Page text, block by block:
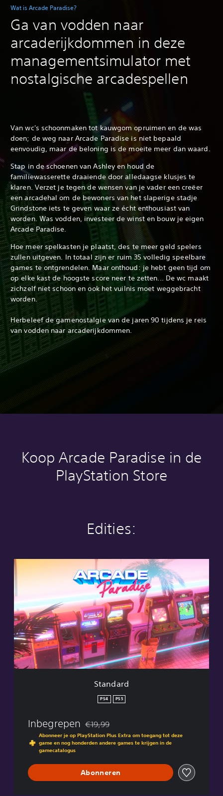
Wat is Arcade Paradise?
Ga van vodden naar
arcaderijkdommen in deze
managementsimulator met
nostalgische arcadespellen
Van wc's schoonmaken tot kauwgom opruimen en de was
doen; de weg naar Arcade Paradise is niet bepaald
eenvoudig, maar de beloning is de moeite meer dan waard.
Stap in de schoenen van Ashley en houd de
familiewasserette draaiende door alledaagse klusjes te
klaren. Verzet je tegen de wensen van je vader een creëer
een arcadehal om de bewoners van het slaperige stadje
Grindstone iets te geven waar ze écht enthousiast van
worden. Was vodden, investeer de winst en bouw je eigen
Arcade Paradise.
Hoe meer spelkasten je plaatst, des te meer geld spelers
zullen uitgeven. In totaal zijn er ruim 35 volledig speelbare
games te ontgrendelen. Maar onthoud: je hebt geen tijd om
op elke kast de hoogste score neer te zetten... De wc maakt
zichzelf niet schoon en ook het vuilnis moet weggebracht
worden.
Herbeleef de gamenostalgie van de jaren 90 tijdens je reis
van vodden naar arcaderijkdommen.
Koop Arcade Paradise in de
PlayStation Store
Edities:
S
t
a
d
a
r
d
Standard
PS4 PS5
Inbegrepen Korting ten opzichte van de
€19,99
Abonneer je op PlayStation Plus Extra om toegang tot deze
game en nog honderden andere games te krijgen in de
gamecatalogus
Abonneren